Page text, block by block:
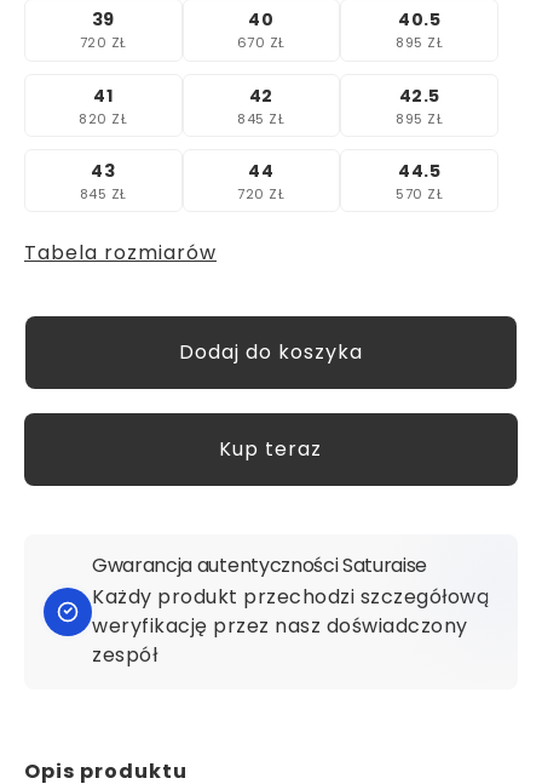
39
720 ZŁ
40
670 ZŁ
40.5
895 ZŁ
41
820 ZŁ
42
845 ZŁ
42.5
895 ZŁ
43
845 ZŁ
44
720 ZŁ
44.5
570 ZŁ
Tabela rozmiarów
Kup teraz
Gwarancja autentyczności Saturaise
Każdy produkt przechodzi szczegółową
weryfikację przez nasz doświadczony
zespół
Opis produktu